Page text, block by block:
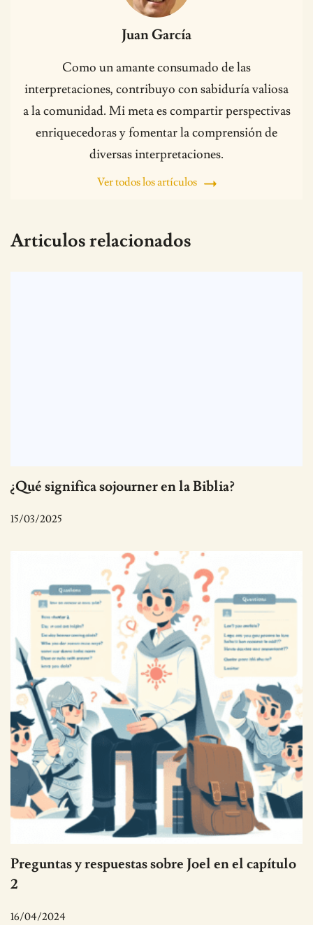
Juan García
Como un amante consumado de las
interpretaciones, contribuyo con sabiduría valiosa
a la comunidad. Mi meta es compartir perspectivas
enriquecedoras y fomentar la comprensión de
diversas interpretaciones.
Ver todos los artículos
Articulos relacionados
¿Qué significa sojourner en la Biblia?
15/03/2025
Preguntas y respuestas sobre Joel en el capítulo
2
16/04/2024